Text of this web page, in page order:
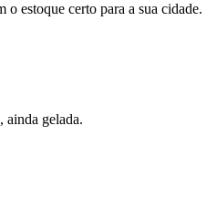
estoque certo para a sua cidade.
ainda gelada.